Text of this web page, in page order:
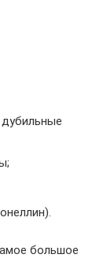
большое